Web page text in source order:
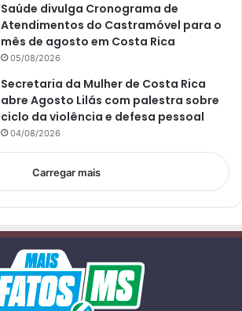
Saúde divulga Cronograma de
Atendimentos do Castramóvel para o
mês de agosto em Costa Rica
05/08/2026
Secretaria da Mulher de Costa Rica
abre Agosto Lilás com palestra sobre
ciclo da violência e defesa pessoal
04/08/2026
Carregar mais